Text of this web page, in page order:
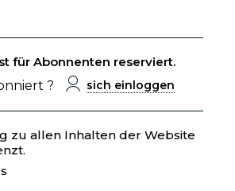
für Abonnenten reserviert.
?
sich einloggen
zu allen Inhalten der Website